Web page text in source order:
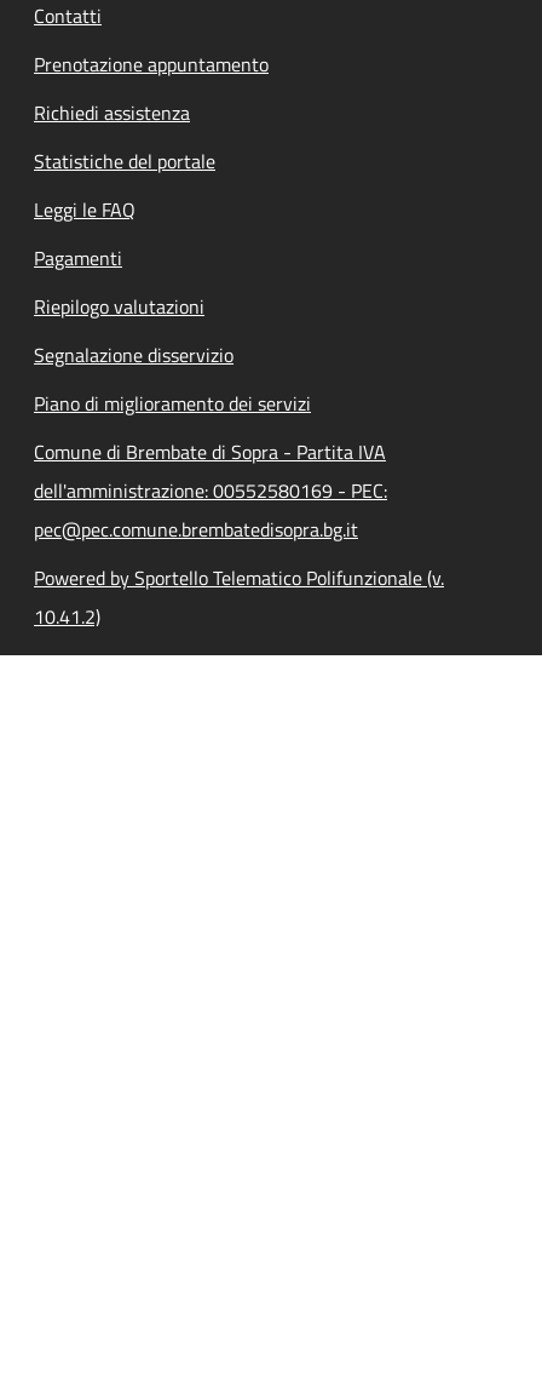
Contatti
Prenotazione appuntamento
Richiedi assistenza
Statistiche del portale
Leggi le FAQ
Pagamenti
Riepilogo valutazioni
Segnalazione disservizio
Piano di miglioramento dei servizi
Comune di Brembate di Sopra - Partita IVA
dell'amministrazione: 00552580169 - PEC:
pec@pec.comune.brembatedisopra.bg.it
Powered by Sportello Telematico Polifunzionale (v.
10.41.2)